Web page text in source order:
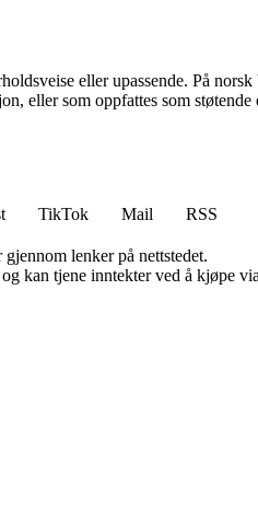
eller upassende. På
eller som oppfattes som støtende
TikTok Mail
RSS
lenker på nettstedet.
kan tjene inntekter ved å kjøpe